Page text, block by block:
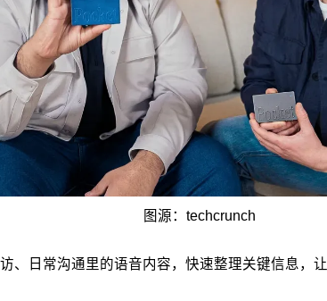
图源：techcrunch
日常沟通里的语音内容，快速整理关键信息，